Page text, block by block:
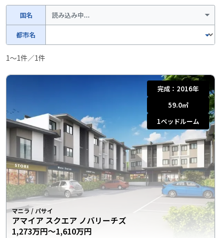
国名 読み込み中...
都市名
1〜1件／1件
完成： 2016年
59.0㎡
1ベッドルーム
マニラ/パサイ
アマイア スクエア ノバリーチズ
1,273万円〜1,610万円